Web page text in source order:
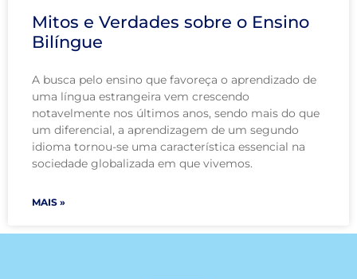
Mitos e Verdades sobre o Ensino
Bilíngue
A busca pelo ensino que favoreça o aprendizado de
uma língua estrangeira vem crescendo
notavelmente nos últimos anos, sendo mais do que
um diferencial, a aprendizagem de um segundo
idioma tornou-se uma característica essencial na
sociedade globalizada em que vivemos.
MAIS »